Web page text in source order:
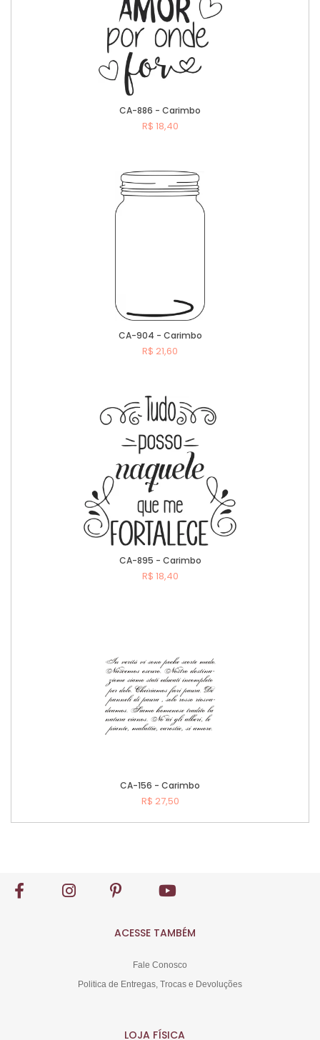
CA-886 - Carimbo
R$ 18,40
CA-904 - Carimbo
R$ 21,60
CA-895 - Carimbo
R$ 18,40
CA-156 - Carimbo
R$ 27,50
ACESSE TAMBÉM
Fale Conosco
Politica de Entregas, Trocas e Devoluções
LOJA FÍSICA